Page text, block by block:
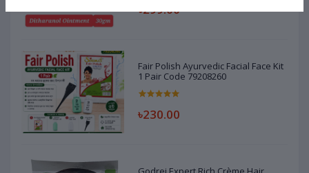
৳299.00
Fair Polish Ayurvedic Facial Face Kit
1 Pair Code 79208260
৳230.00